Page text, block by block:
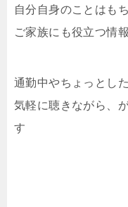
自分自身のことはも
ご家族にも役立つ情
通勤中やちょっとし
気軽に聴きながら、
す